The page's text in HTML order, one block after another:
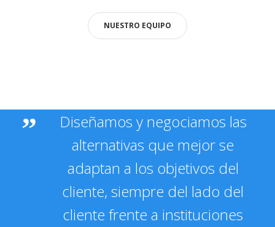
NUESTRO EQUIPO
Diseñamos y negociamos las
alternativas que mejor se
adaptan a los objetivos del
cliente, siempre del lado del
cliente frente a instituciones